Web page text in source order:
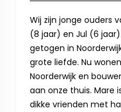
Wij zijn jonge ouders
(8 jaar) en Jul (6
getogen in
grote liefde. Nu
Noorderwijk en
aan onze thuis. Mare
dikke vrienden met